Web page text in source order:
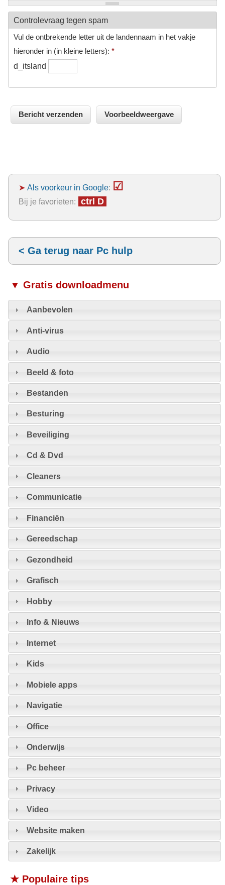
Controlevraag tegen spam
Vul de ontbrekende letter uit de landennaam in het vakje
hieronder in (in kleine letters): *
d_itsland
➤ Als voorkeur in Google: ☑
Bij je favorieten: ctrl D
< Ga terug naar Pc hulp
▼ Gratis downloadmenu
Aanbevolen
Anti-virus
Audio
Beeld & foto
Bestanden
Besturing
Beveiliging
Cd & Dvd
Cleaners
Communicatie
Financiën
Gereedschap
Gezondheid
Grafisch
Hobby
Info & Nieuws
Internet
Kids
Mobiele apps
Navigatie
Office
Onderwijs
Pc beheer
Privacy
Video
Website maken
Zakelijk
★ Populaire tips